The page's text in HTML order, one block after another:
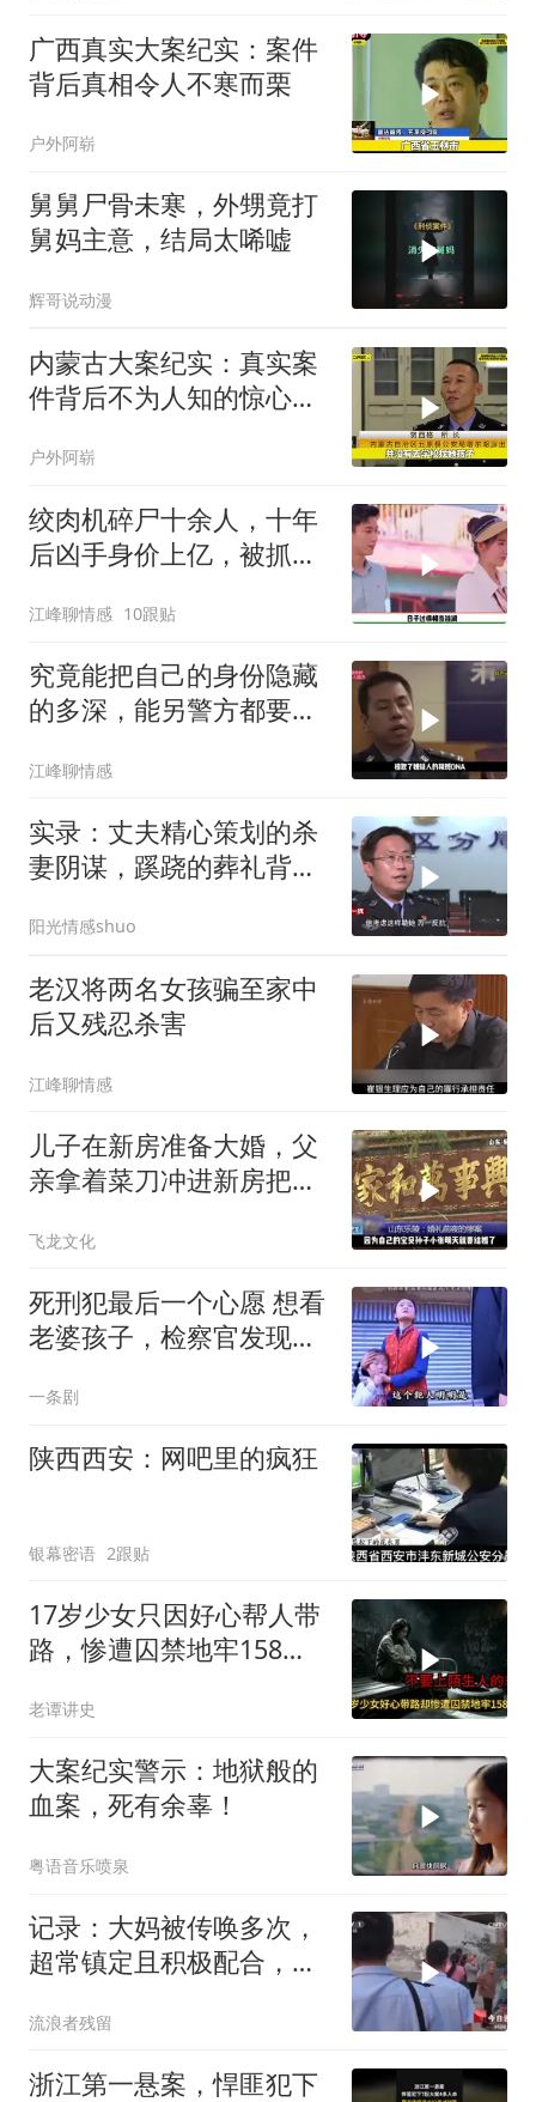
广西真实大案纪实：案件
背后真相令人不寒而栗
户外阿崭
舅舅尸骨未寒，外甥竟打
舅妈主意，结局太唏嘘
辉哥说动漫
内蒙古大案纪实：真实案
件背后不为人知的惊心真
户外阿崭
绞肉机碎尸十余人，十年
后凶手身价上亿，被抓后
江峰聊情感 10跟贴
究竟能把自己的身份隐藏
的多深，能另警方都要刮
江峰聊情感
实录：丈夫精心策划的杀
妻阴谋，蹊跷的葬礼背
阳光情感shuo
老汉将两名女孩骗至家中
后又残忍杀害
江峰聊情感
儿子在新房准备大婚，父
亲拿着菜刀冲进新房把儿
飞龙文化
死刑犯最后一个心愿 想看
老婆孩子，检察官发现了
一条剧
陕西西安：网吧里的疯狂
银幕密语 2跟贴
17岁少女只因好心帮人带
路，惨遭囚禁地牢158
老谭讲史
大案纪实警示：地狱般的
血案，死有余辜！
粤语音乐喷泉
记录：大妈被传唤多次，
超常镇定且积极配合，反
流浪者残留
浙江第一悬案，悍匪犯下